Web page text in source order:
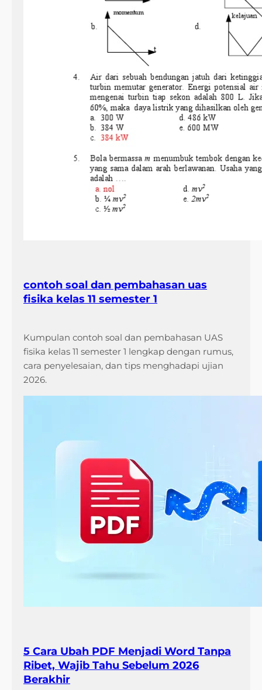
contoh soal dan pembahasan uas
fisika kelas 11 semester 1
Kumpulan contoh soal dan pembahasan UAS
fisika kelas 11 semester 1 lengkap dengan rumus,
cara penyelesaian, dan tips menghadapi ujian
2026.
5 Cara Ubah PDF Menjadi Word Tanpa
Ribet, Wajib Tahu Sebelum 2026
Berakhir